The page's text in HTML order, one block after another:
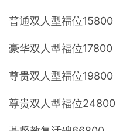
普通双人型福位15800
豪华双人型福位17800
尊贵双人型福位19800
尊贵双人型福位24800